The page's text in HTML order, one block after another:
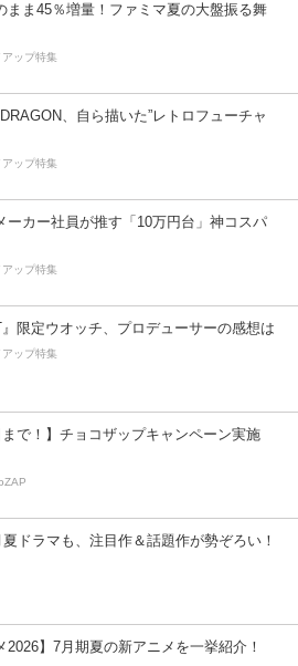
まま45％増量！ファミマ夏の大盤振る舞
アップ特集
、自ら描いた”レトロフューチャ
アップ特集
ーカー社員が推す「10万円台」神コスパ
アップ特集
』限定ウオッチ、プロデューサーの感想は
アップ特集
まで！】チョコザップキャンペーン実施
夏ドラマも、注目作＆話題作が勢ぞろい！
2026】7月期夏の新アニメを一挙紹介！